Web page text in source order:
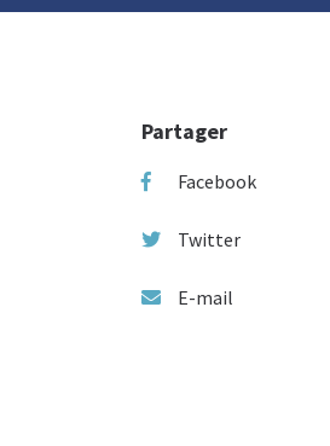
Partager
Facebook
Twitter
E-mail